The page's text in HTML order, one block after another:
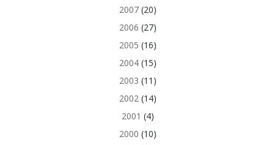
2007(20)
2006 (27)
2005 (16)
2004(15)
2003 (11)
2002(14)
2001 (4)
2000 (10)